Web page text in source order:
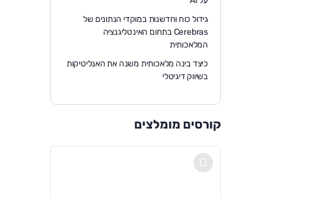
גידול כוח וחדשנות במוקדי הנתונים של
Cerebras בתחום האינטליגנציה
המלאכותית
כיצד בינה מלאכותית משנה את האנליטיקות
בשיווק דיגיטלי
קורסים מומלצים